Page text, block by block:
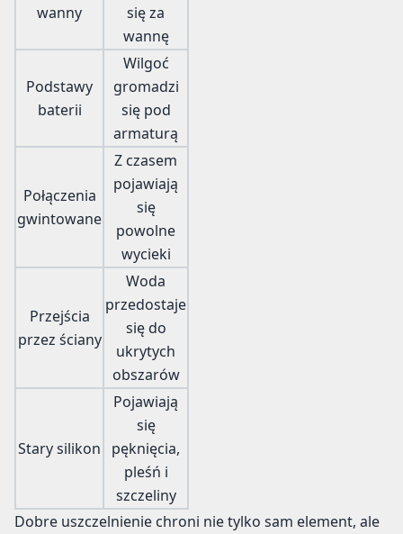
wanny
się za
wannę
Podstawy
baterii
Wilgoć
gromadzi
się pod
armaturą
Połączenia
gwintowane
Z czasem
pojawiają
się
powolne
wycieki
Przejścia
przez ściany
Woda
przedostaje
się do
ukrytych
obszarów
Stary silikon
Pojawiają
się
pęknięcia,
pleśń i
szczeliny
Dobre uszczelnienie chroni nie tylko sam element, ale